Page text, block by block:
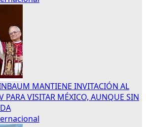
MANTIENE INVITACIÓN AL
PARA VISITAR MÉXICO, AUNQUE SIN